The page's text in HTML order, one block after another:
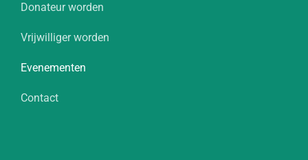
Donateur worden
Vrijwilliger worden
Evenementen
Contact